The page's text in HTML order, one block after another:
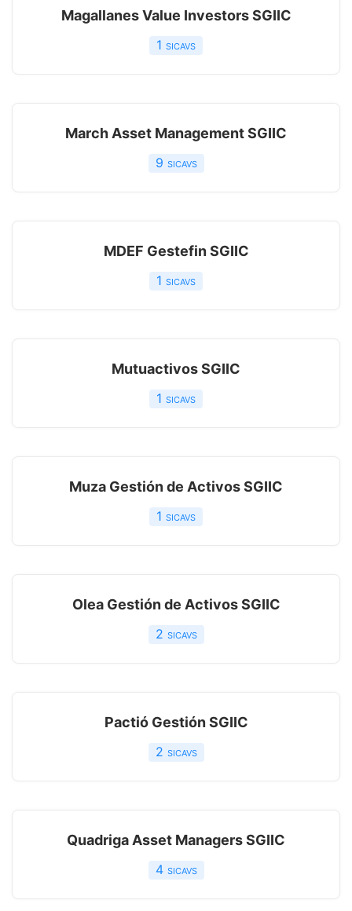
Magallanes Value Investors SGIIC
1 sicavs
March Asset Management SGIIC
9 sicavs
MDEF Gestefin SGIIC
1 sicavs
Mutuactivos SGIIC
1 sicavs
Muza Gestión de Activos SGIIC
1 sicavs
Olea Gestión de Activos SGIIC
2 sicavs
Pactió Gestión SGIIC
2 sicavs
Quadriga Asset Managers SGIIC
4 sicavs